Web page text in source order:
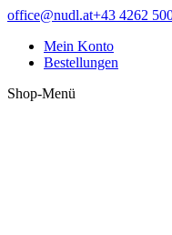
Zum
springen
Facebook
opens
window
office@nudl.at+43 4262
Mein Konto
Bestellungen
Shop-Menü